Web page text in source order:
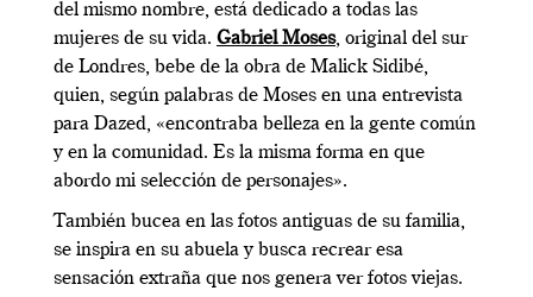
del mismo nombre, está dedicado a todas las
mujeres de su vida. Gabriel Moses, original del sur
de Londres, bebe de la obra de Malick Sidibé,
quien, según palabras de Moses en una entrevista
para Dazed, «encontraba belleza en la gente común
y en la comunidad. Es la misma forma en que
abordo mi selección de personajes».
También bucea en las fotos antiguas de su familia,
se inspira en su abuela y busca recrear esa
sensación extraña que nos genera ver fotos viejas.